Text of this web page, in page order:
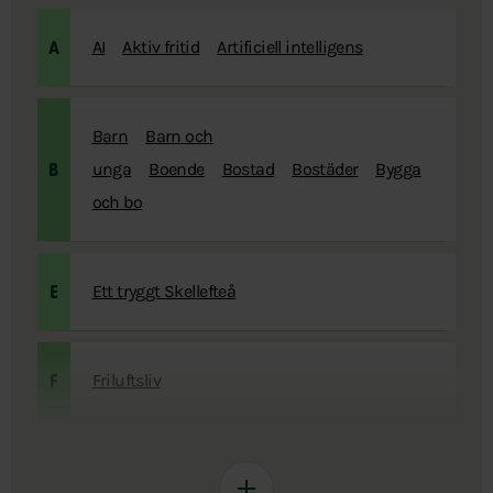
A AI Aktiv fritid Artificiell intelligens
B
Barn
Barn och
unga
Boende Bostad Bostäder
Bygga
och bo
E Ett tryggt Skellefteå
F Friluftsliv